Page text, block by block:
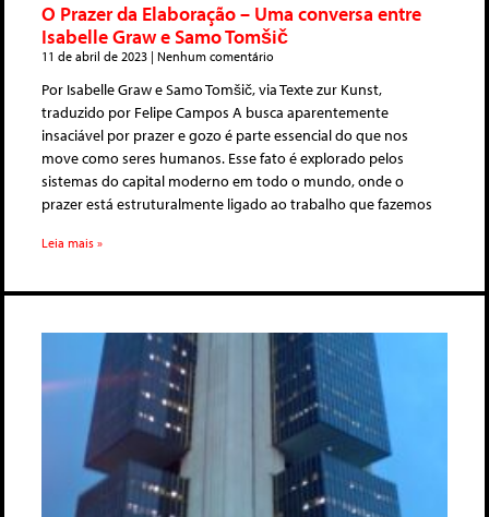
O Prazer da Elaboração – Uma conversa entre
Isabelle Graw e Samo Tomšič
11 de abril de 2023 Nenhum comentário
Por Isabelle Graw e Samo Tomšič, via Texte zur Kunst,
traduzido por Felipe Campos A busca aparentemente
insaciável por prazer e gozo é parte essencial do que nos
move como seres humanos. Esse fato é explorado pelos
sistemas do capital moderno em todo o mundo, onde o
prazer está estruturalmente ligado ao trabalho que fazemos
Leia mais »